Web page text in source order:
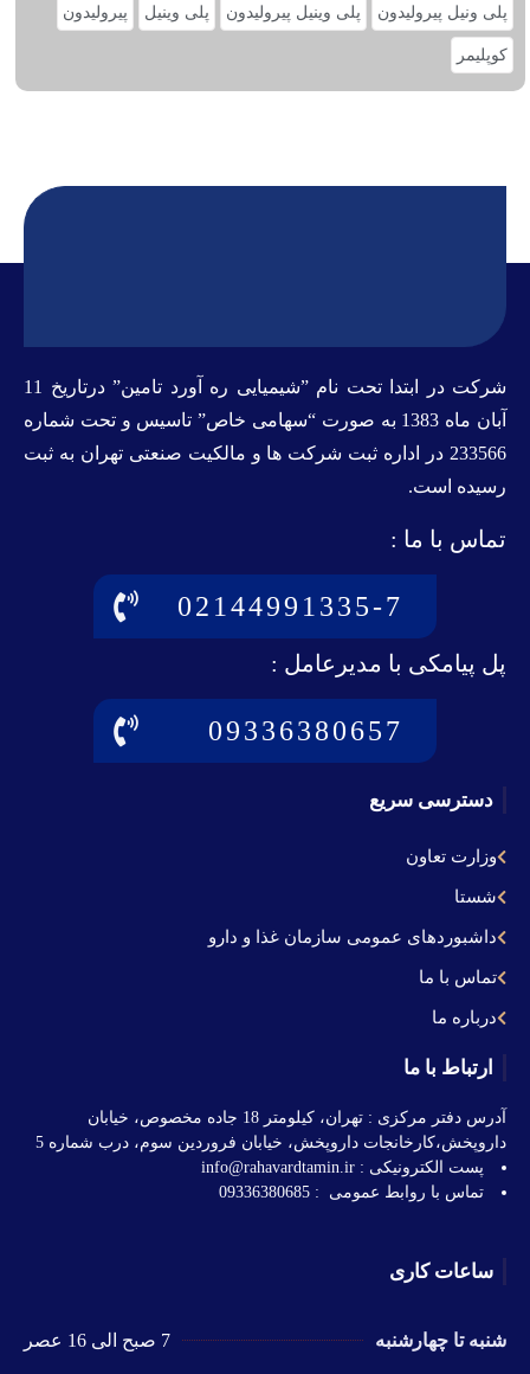
پلی ونیل پیرولیدون پلی وینیل پیرولیدون پلی‌ وینیل پیرولیدون
کوپلیمر
شرکت در ابتدا تحت نام ”شیمیایی ره آورد تامين” درتاريخ 11
آبان ماه 1383 به صورت “سهامی خاص” تاسيس و تحت شماره
233566 در اداره ثبت شرکت ها و مالکيت صنعتی تهران به ثبت
رسيده است.
تماس با ما :
02144991335-7
پل پیامکی با مدیرعامل :
09336380657
دسترسی سریع
وزارت تعاون
شستا
داشبوردهای عمومی سازمان غذا و دارو
تماس با ما
درباره ما
ارتباط با ما
آدرس دفتر مرکزی : تهران، کیلومتر 18 جاده مخصوص، خیابان
داروپخش،کارخانجات داروپخش، خیابان فروردین سوم، درب شماره 5
پست الکترونیکی : info@rahavardtamin.ir
تماس با روابط عمومی : 09336380685
ساعات کاری
شنبه تا چهارشنبه 7 صبح الی 16 عصر